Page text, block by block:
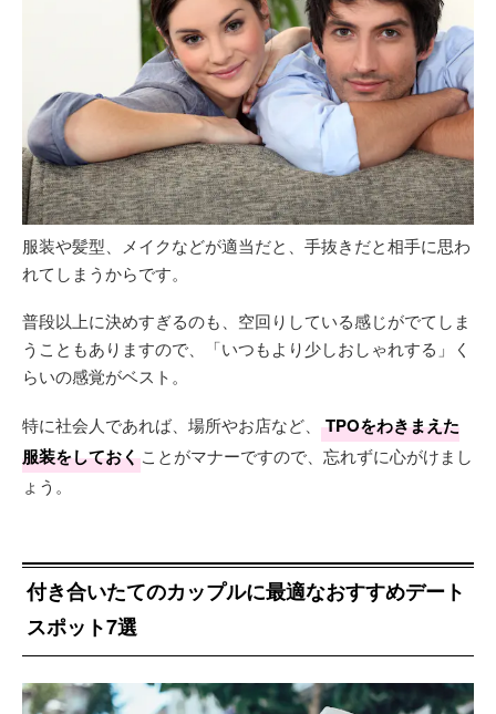
服装や髪型、メイクなどが適当だと、手抜きだと相手に思わ
れてしまうからです。
普段以上に決めすぎるのも、空回りしている感じがでてしま
うこともありますので、「いつもより少しおしゃれする」く
らいの感覚がベスト。
特に社会人であれば、場所やお店など、
TPOをわきまえた
服装をしておくことがマナーですので、忘れずに心がけまし
ょう。
付き合いたてのカップルに最適なおすすめデート
スポット7選